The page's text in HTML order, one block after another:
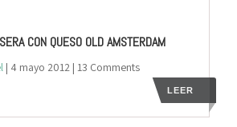
CON QUESO OLD AMSTERDAM
| 4 mayo 2012| 13 Comments
LEER